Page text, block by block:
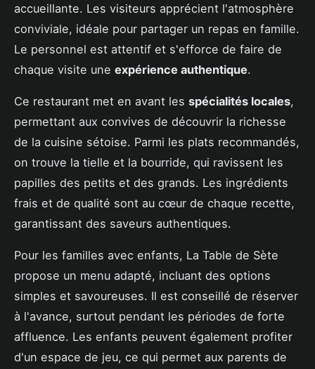
accueillante. Les visiteurs apprécient l'atmosphère
conviviale, idéale pour partager un repas en famille.
Le personnel est attentif et s'efforce de faire de
chaque visite une expérience authentique.
Ce restaurant met en avant les spécialités locales,
permettant aux convives de découvrir la richesse
de la cuisine sétoise. Parmi les plats recommandés,
on trouve la tielle et la bourride, qui ravissent les
papilles des petits et des grands. Les ingrédients
frais et de qualité sont au cœur de chaque recette,
garantissant des saveurs authentiques.
Pour les familles avec enfants, La Table de Sète
propose un menu adapté, incluant des options
simples et savoureuses. Il est conseillé de réserver
à l'avance, surtout pendant les périodes de forte
affluence. Les enfants peuvent également profiter
d'un espace de jeu, ce qui permet aux parents de